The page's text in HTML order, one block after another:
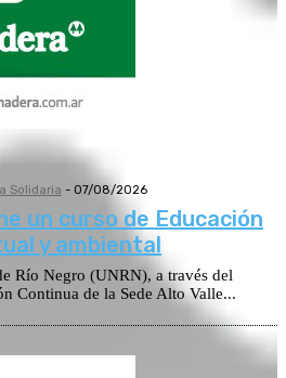
Solidaria - 07/08/2026
un curso de Educación
y ambiental
Río Negro (UNRN), a través del
Continua de la Sede Alto Valle...